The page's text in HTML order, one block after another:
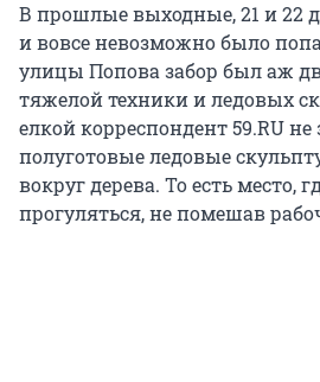
В прошлые выходные, 21 и 22
и вовсе невозможно было
улицы Попова забор был аж
тяжелой техники и ледовых
елкой корреспондент 59.RU не
полуготовые ледовые
вокруг дерева. То есть место,
прогуляться, не помешав